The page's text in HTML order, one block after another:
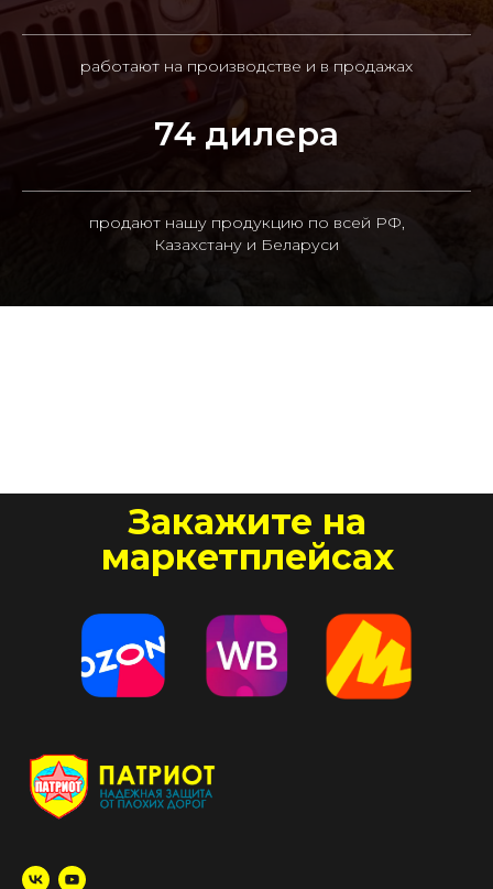
работают на производстве и в продажах
74 дилера
продают нашу продукцию по всей РФ,
Казахстану и Беларуси
Закажите на
маркетплейсах